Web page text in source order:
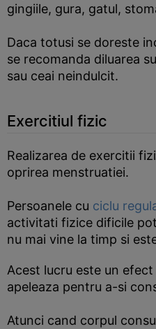
gingiile, gura, gatul,
Daca totusi se doreste
se recomanda diluarea
sau ceai neindulcit.
Exercitiul fizic
Realizarea de exercitii
oprirea menstruatiei.
Persoanele cu ciclu
activitati fizice dificile
nu mai vine la timp si
Acest lucru este un
apeleaza pentru a-si
Atunci cand corpul